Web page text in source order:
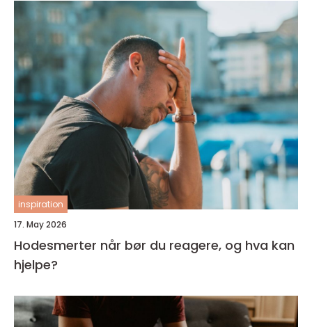
inspiration
17. May 2026
Hodesmerter når bør du reagere, og hva kan
hjelpe?